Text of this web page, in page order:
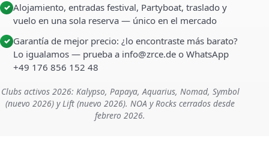
✓ Alojamiento, entradas festival, Partyboat, traslado y
vuelo en una sola reserva — único en el mercado
✓ Garantía de mejor precio: ¿lo encontraste más barato?
Lo igualamos — prueba a info@zrce.de o WhatsApp
+49 176 856 152 48
Clubs activos 2026: Kalypso, Papaya, Aquarius, Nomad, Symbol
(nuevo 2026) y Lift (nuevo 2026). NOA y Rocks cerrados desde
febrero 2026.